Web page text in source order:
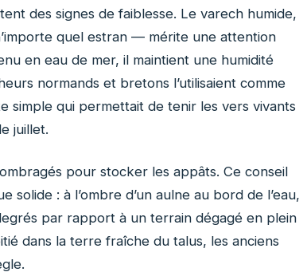
des signes de faiblesse. Le varech humide,
quel estran — mérite une attention
en eau de mer, il maintient une humidité
normands et bretons l’utilisaient comme
simple qui permettait de tenir les vers vivants
juillet.
pour stocker les appâts. Ce conseil
: à l’ombre d’un aulne au bord de l’eau,
par rapport à un terrain dégagé en plein
dans la terre fraîche du talus, les anciens